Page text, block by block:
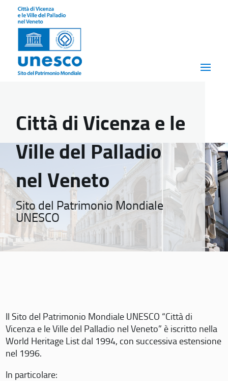
Città di Vicenza e le
Ville del Palladio
nel Veneto
Sito del Patrimonio Mondiale
UNESCO
Il Sito del Patrimonio Mondiale UNESCO “Città di
Vicenza e le Ville del Palladio nel Veneto” è iscritto nella
World Heritage List dal 1994, con successiva estensione
nel 1996.
In particolare: